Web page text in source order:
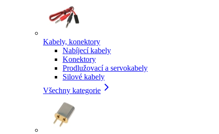
Kabely, konektory
Nabíjecí kabely
Konektory
Prodlužovací a servokabely
Silové kabely
Všechny kategorie